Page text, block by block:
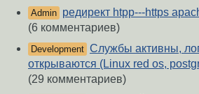
Admin редирект htpp---https
(6 комментариев)
Development Службы активны,
открываются (Linux red os,
(29 комментариев)